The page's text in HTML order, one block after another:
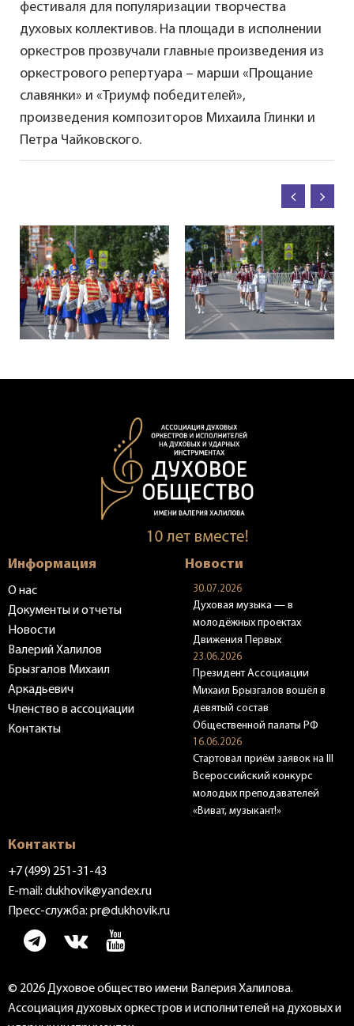
фестиваля для популяризации творчества
духовых коллективов. На площади в исполнении
оркестров прозвучали главные произведения из
оркестрового репертуара – марши «Прощание
славянки» и «Триумф победителей»,
произведения композиторов Михаила Глинки и
Петра Чайковского.
Информация
О нас
Документы и отчеты
Новости
Валерий Халилов
Брызгалов Михаил
Аркадьевич
Членство в ассоциации
Контакты
Новости
30.07.2026
Духовая музыка — в
молодёжных проектах
Движения Первых
23.06.2026
Президент Ассоциации
Михаил Брызгалов вошёл в
девятый состав
Общественной палаты РФ
16.06.2026
Стартовал приём заявок на III
Всероссийский конкурс
молодых преподавателей
«Виват, музыкант!»
Контакты
+7 (499) 251-31-43
E-mail: dukhovik@yandex.ru
Пресс-служба: pr@dukhovik.ru
© 2026 Духовое общество имени Валерия Халилова.
Ассоциация духовых оркестров и исполнителей на духовых и